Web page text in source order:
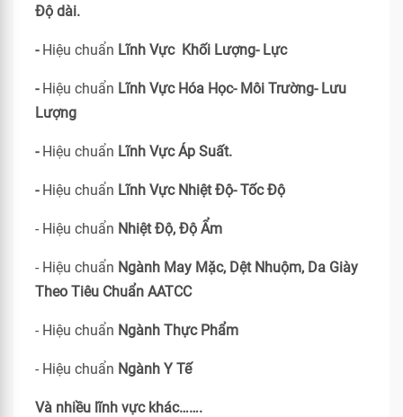
Độ dài.
- Hiệu chuẩn Lĩnh Vực Khối Lượng- Lực
- Hiệu chuẩn Lĩnh Vực Hóa Học- Môi Trường- Lưu
Lượng
- Hiệu chuẩn Lĩnh Vực Áp Suất.
-Hiệu chuẩn Lĩnh Vực Nhiệt Độ- Tốc Độ
- Hiệu chuẩn Nhiệt Độ, Độ Ẩm
- Hiệu chuẩn Ngành May Mặc, Dệt Nhuộm, Da Giày
Theo Tiêu Chuẩn AATCC
- Hiệu chuẩn Ngành Thực Phẩm
- Hiệu chuẩn Ngành Y Tế
Và nhiều lĩnh vực khác…….